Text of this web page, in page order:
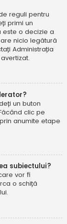
reguli pentru
primi un
este o decizie a
are nicio legătură
Administrația
un buton
clic pe
anumite etape
subiectului?
vor fi
o schiță